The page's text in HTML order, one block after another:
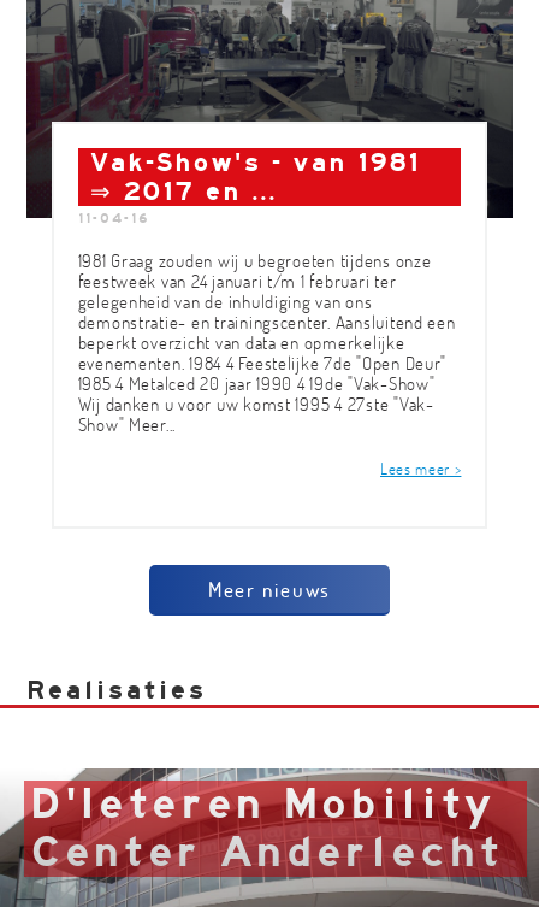
Vak-Show's - van 1981
⇒ 2017 en ...
11-04-16
1981 Graag zouden wij u begroeten tijdens onze
feestweek van 24 januari t/m 1 februari ter
gelegenheid van de inhuldiging van ons
demonstratie- en trainingscenter. Aansluitend een
beperkt overzicht van data en opmerkelijke
evenementen. 1984 4 Feestelijke 7de "Open Deur"
1985 4 Metalced 20 jaar 1990 4 19de "Vak-Show"
Wij danken u voor uw komst 1995 4 27ste "Vak-
Show" Meer...
Lees meer >
Meer nieuws
Realisaties
D'Ieteren Mobility
Center Anderlecht